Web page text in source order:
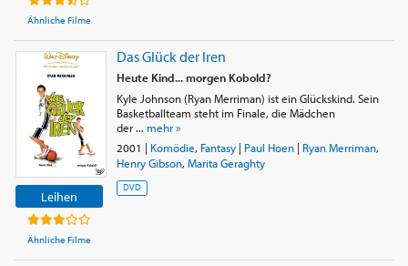
Ähnliche Filme
Leihen
Ähnliche Filme
Das Glück der Iren
Heute Kind... morgen Kobold?
Kyle Johnson (Ryan Merriman) ist ein Glückskind. Sein
Basketballteam steht im Finale, die Mädchen
der ... mehr »
2001 | Komödie, Fantasy| Paul Hoen| Ryan Merriman,
Henry Gibson, Marita Geraghty
DVD